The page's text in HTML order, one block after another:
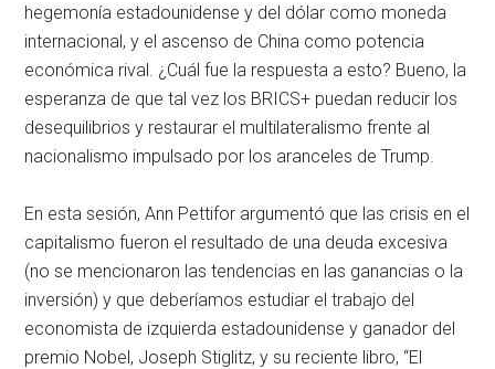
hegemonía estadounidense y del dólar como moneda
internacional, y el ascenso de China como potencia
económica rival. ¿Cuál fue la respuesta a esto? Bueno, la
esperanza de que tal vez los BRICS+ puedan reducir los
desequilibrios y restaurar el multilateralismo frente al
nacionalismo impulsado por los aranceles de Trump.
En esta sesión, Ann Pettifor argumentó que las crisis en el
capitalismo fueron el resultado de una deuda excesiva
(no se mencionaron las tendencias en las ganancias o la
inversión) y que deberíamos estudiar el trabajo del
economista de izquierda estadounidense y ganador del
premio Nobel, Joseph Stiglitz, y su reciente libro, “El